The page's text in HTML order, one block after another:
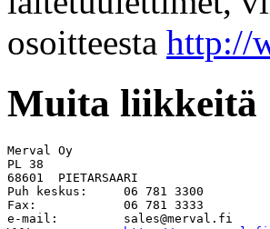
osoitteesta http://
Muita liikkeitä
Merval Oy
PL 38
68601  PIETARSAARI
Puh keskus:     06 781 3300
Fax:            06 781 3333
e-mail: sales@merval.fi